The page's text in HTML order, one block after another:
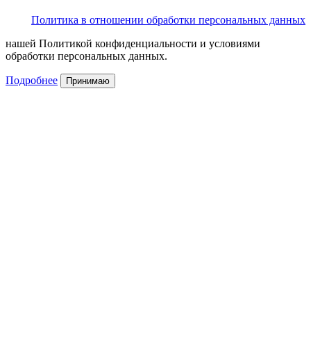
Политика в отношении обработки персональных данных
нашей Политикой конфиденциальности и условиями
обработки персональных данных.
Подробнее Принимаю